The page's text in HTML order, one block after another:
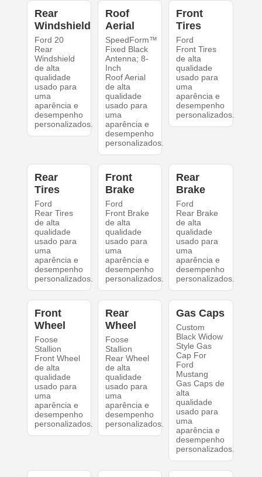
Rear
Windshield
Ford 20
Rear
Windshield
de alta
qualidade
usado para
uma
aparência e
desempenho
personalizados.
Roof
Aerial
SpeedForm™
Fixed Black
Antenna; 8-
Inch
Roof Aerial
de alta
qualidade
usado para
uma
aparência e
desempenho
personalizados.
Front
Tires
Ford
Front Tires
de alta
qualidade
usado para
uma
aparência e
desempenho
personalizados.
Rear
Tires
Ford
Rear Tires
de alta
qualidade
usado para
uma
aparência e
desempenho
personalizados.
Front
Brake
Ford
Front Brake
de alta
qualidade
usado para
uma
aparência e
desempenho
personalizados.
Rear
Brake
Ford
Rear Brake
de alta
qualidade
usado para
uma
aparência e
desempenho
personalizados.
Front
Wheel
Foose
Stallion
Front Wheel
de alta
qualidade
usado para
uma
aparência e
desempenho
personalizados.
Rear
Wheel
Foose
Stallion
Rear Wheel
de alta
qualidade
usado para
uma
aparência e
desempenho
personalizados.
Gas Caps
Custom
Black Widow
Style Gas
Cap For
Ford
Mustang
Gas Caps de
alta
qualidade
usado para
uma
aparência e
desempenho
personalizados.